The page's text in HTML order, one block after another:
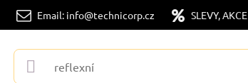
Email: info@technicorp.cz SLEVY, AKCE